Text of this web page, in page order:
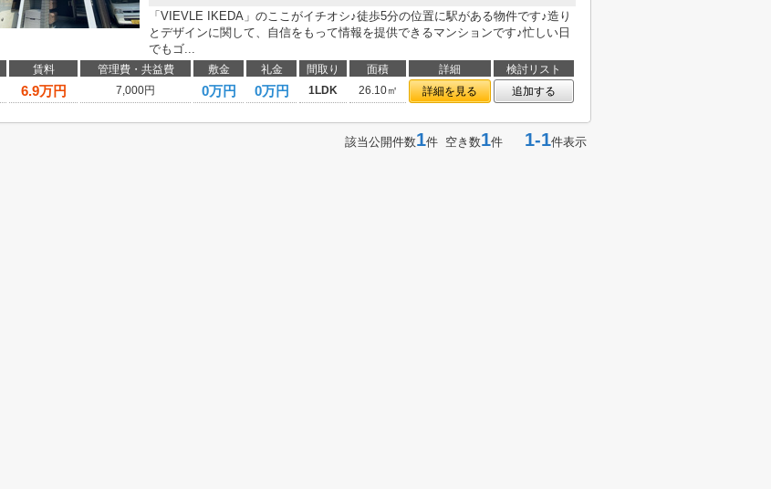
「VIEVLE IKEDA」のここがイチオシ♪徒歩5分の位置に駅がある物件です♪造り
とデザインに関して、自信をもって情報を提供できるマンションです♪忙しい日
でもゴ...
賃料 管理費・共益費 敷金 礼金 間取り 面積 詳細
検討リスト
6.9万円 7,000円 0万円 0万円 1LDK 26.10㎡ 詳細を見る 追加する
該当公開件数1件 空き数1件 1-1件表示